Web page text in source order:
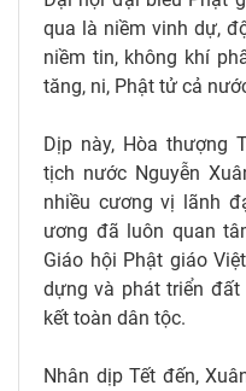
qua là niềm vinh dự,
niềm tin, không khí
tăng, ni, Phật tử cả
Dịp này, Hòa thượng
tịch nước Nguyễn
nhiều cương vị lãnh
ương đã luôn quan
Giáo hội Phật giáo
dựng và phát triển
kết toàn dân tộc.
Nhân dịp Tết đến,